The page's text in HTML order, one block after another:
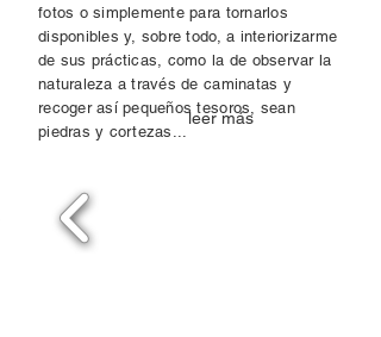
fotos o simplemente para tornarlos
disponibles y, sobre todo, a interiorizarme
de sus prácticas, como la de observar la
naturaleza a través de caminatas y
recoger así pequeños tesoros, sean
piedras y cortezas...
leer más